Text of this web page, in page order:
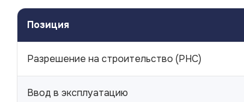
Позиция
Разрешение на строительство (РНС)
Ввод в эксплуатацию